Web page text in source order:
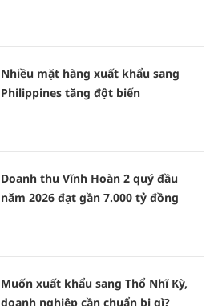
Nhiều mặt hàng xuất khẩu sang
Philippines tăng đột biến
Doanh thu Vĩnh Hoàn 2 quý đầu
năm 2026 đạt gần 7.000 tỷ đồng
Muốn xuất khẩu sang Thổ Nhĩ Kỳ,
doanh nghiệp cần chuẩn bị gì?